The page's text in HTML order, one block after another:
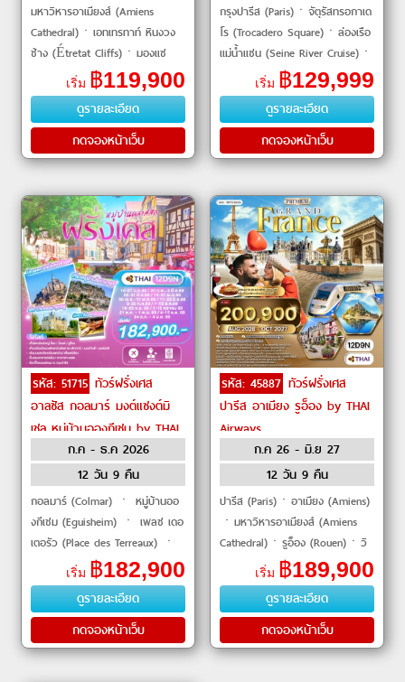
มหาวิหารอาเมียงส์ (Amiens
Cathedral)ㆍเอทเทรทาท์ หินงวง
ช้าง (Étretat Cliffs)ㆍมองแซ
งมิเชล (Mont-Saint-Michel)ㆍ
พระราชวังแวร์ซายน์ (Palace of
Versailles)ㆍล่อ
เริ่ม ฿119,900
ดูรายละเอียด
กดจองหน้าเว็บ
กรุงปารีส (Paris)ㆍจัตุรัสทรอกาเด
โร (Trocadero Square)ㆍล่องเรือ
แม่น้ำแซน (Seine River Cruise)ㆍ
ประตูชัยอาร์กเดอทรียงฟ์ (Arc de
Triomphe)ㆍพิพิธภัณฑ
เริ่ม ฿129,999
ดูรายละเอียด
กดจองหน้าเว็บ
รหัส: 51715 ทัวร์ฝรั่งเศส
อาลซัส กอลมาร์ มงต์แซงต์มิ
เชล หมู่บ้านอองกีเชม by THAI
Airwaysก.ค - ธ.ค 2026
12 วัน 9 คืน
กอลมาร์ (Colmar) ㆍ หมู่บ้านออ
งกีเชม (Eguisheim) ㆍ เพลซ เดอ
เตอรัว (Place des Terreaux) ㆍ
ศาลากลางเมืองลียง (Hôtel de
Ville de Lyon) ㆍ โรงละครโอ
เปร่าแห่
เริ่ม ฿182,900
ดูรายละเอียด
กดจองหน้าเว็บ
รหัส: 45887 ทัวร์ฝรั่งเศส
ปารีส อาเมียง รูอ็อง by THAI
Airways
ก.ค 26 - มิ.ย 27
12 วัน 9 คืน
ปารีส (Paris)ㆍอาเมียง (Amiens)
ㆍมหาวิหารอาเมียงส์ (Amiens
Cathedral)ㆍรูอ็อง (Rouen)ㆍวิ
หารนอทเตอดัม เดอ รูอ็อง
(Cathédrale Notre-Dame de
Rouen)ㆍเอ็ตเรตัต (É
เริ่ม ฿189,900
ดูรายละเอียด
กดจองหน้าเว็บ